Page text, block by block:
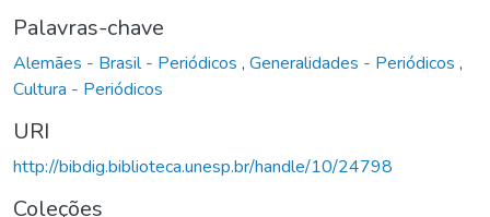
Palavras-chave
Alemães - Brasil - Periódicos , Generalidades - Periódicos ,
Cultura - Periódicos
URI
http://bibdig.biblioteca.unesp.br/handle/10/24798
Coleções